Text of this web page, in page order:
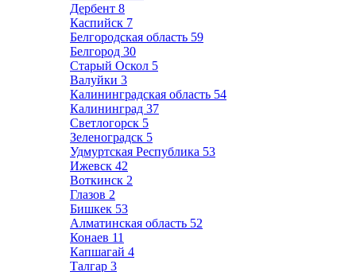
Дербент 8
Каспийск 7
Белгородская область 59
Белгород 30
Старый Оскол 5
Валуйки 3
Калининградская область 54
Калининград 37
Светлогорск 5
Зеленоградск 5
Удмуртская Республика 53
Ижевск 42
Воткинск 2
Глазов 2
Бишкек 53
Алматинская область 52
Конаев 11
Капшагай 4
Талгар 3